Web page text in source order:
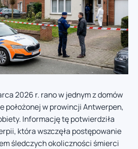
2026 r. rano w jednym z domów
położonej w prowincji Antwerpen,
Informację tę potwierdziła
która wszczęła postępowanie
śledczych okoliczności śmierci